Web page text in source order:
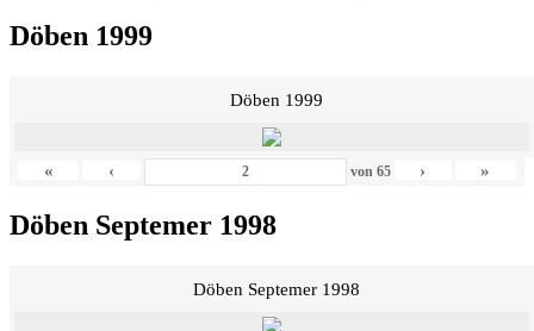
Döben 1999
Döben 1999
« ‹ von 65 › »
Döben Septemer 1998
Döben Septemer 1998